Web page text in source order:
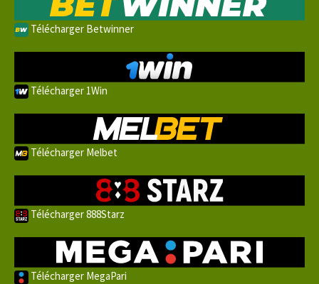
Télécharger Betwinner
Télécharger 1Win
Télécharger Melbet
Télécharger 888Starz
Télécharger MegaPari